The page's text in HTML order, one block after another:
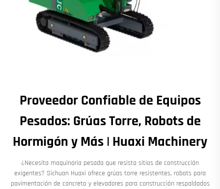
Proveedor Confiable de Equipos
Pesados: Grúas Torre, Robots de
Hormigón y Más | Huaxi Machinery
¿Necesita maquinaria pesada que resista sitios de construcción
exigentes? Sichuan Huaxi ofrece grúas torre resistentes, robots para
pavimentación de concreto y elevadores para construcción respaldados